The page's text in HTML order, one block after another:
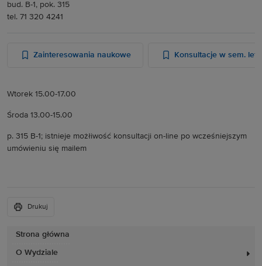
Strona główna
O Wydziale
bud. B-1, pok. 315
tel. 71 320 4241
Zainteresowania naukowe Konsultacje w sem.
Wtorek 15.00-17.00
Środa 13.00-15.00
p. 315 B-1; istnieje możłiwość konsultacji on-line po wcześniejszym
umówieniu się mailem
Drukuj